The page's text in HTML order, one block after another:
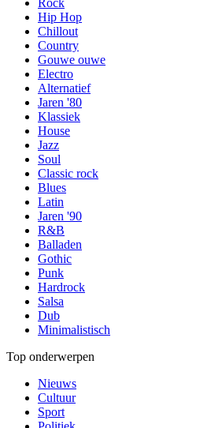
Rock
Hip Hop
Chillout
Country
Gouwe ouwe
Electro
Alternatief
Jaren '80
Klassiek
House
Jazz
Soul
Classic rock
Blues
Latin
Jaren '90
R&B
Balladen
Gothic
Punk
Hardrock
Salsa
Dub
Minimalistisch
Top onderwerpen
Nieuws
Cultuur
Sport